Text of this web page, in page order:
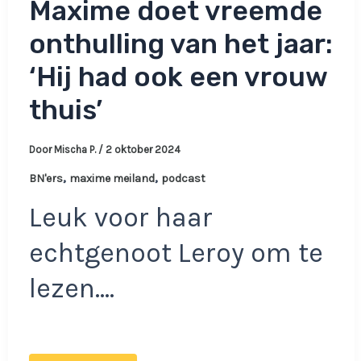
Maxime doet vreemde
onthulling van het jaar:
‘Hij had ook een vrouw
thuis’
Door Mischa P. / 2 oktober 2024
BN'ers, maxime meiland, podcast
Leuk voor haar
echtgenoot Leroy om te
lezen….